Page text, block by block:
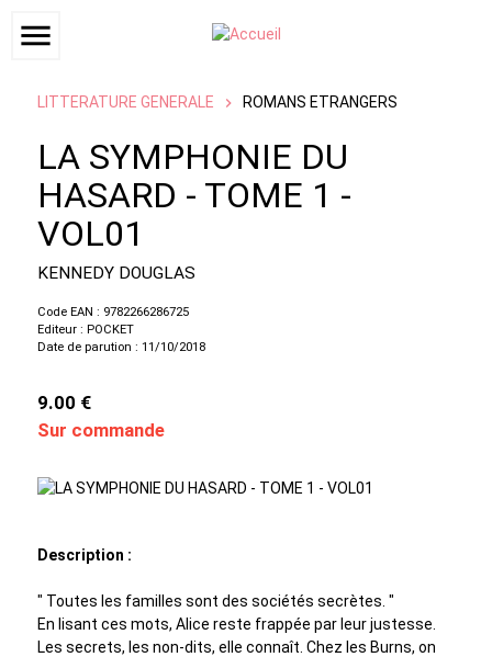
menu
LITTERATURE GENERALE ROMANS ETRANGERS
LA SYMPHONIE DU
HASARD - TOME 1 -
VOL01
KENNEDY DOUGLAS
Code EAN : 9782266286725
Editeur : POCKET
Date de parution : 11/10/2018
9.00 €
Sur commande
Description :
" Toutes les familles sont des sociétés secrètes. "
En lisant ces mots, Alice reste frappée par leur justesse.
Les secrets, les non-dits, elle connaît. Chez les Burns, on